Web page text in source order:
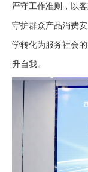
严守工作准则，以
守护群众产品消费
学转化为服务社会
升自我。